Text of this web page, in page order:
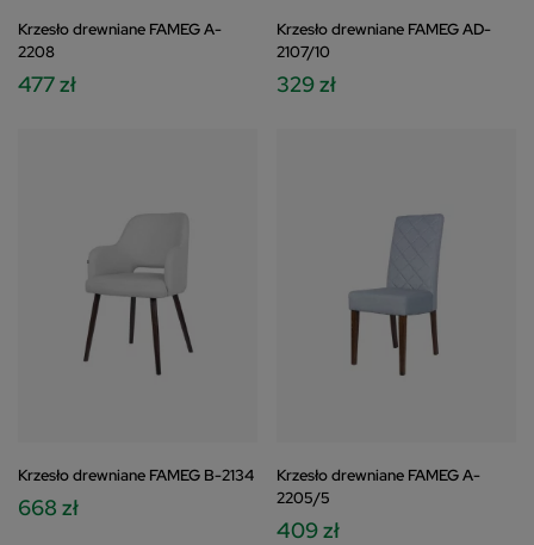
Krzesło drewniane FAMEG A-
2208
477 zł
Krzesło drewniane FAMEG AD-
2107/10
329 zł
Krzesło drewniane FAMEG B-2134
668 zł
Krzesło drewniane FAMEG A-
2205/5
409 zł